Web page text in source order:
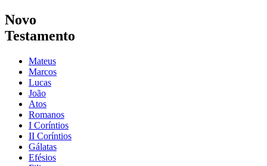
Novo
Testamento
Mateus
Marcos
Lucas
João
Atos
Romanos
I Coríntios
II Coríntios
Gálatas
Efésios